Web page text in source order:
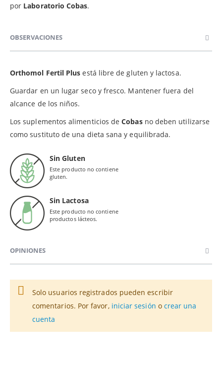
por Laboratorio Cobas.
OBSERVACIONES
Orthomol Fertil Plus está libre de gluten y lactosa.
Guardar en un lugar seco y fresco. Mantener fuera del
alcance de los niños.
Los suplementos alimenticios deCobasno deben utilizarse
como sustituto de una dieta sana y equilibrada.
Sin Gluten
Este producto no contiene
gluten.
Sin Lactosa
Este producto no contiene
productos lácteos.
OPINIONES
Solo usuarios registrados pueden escribir
comentarios. Por favor, iniciar sesión o crear una
cuenta